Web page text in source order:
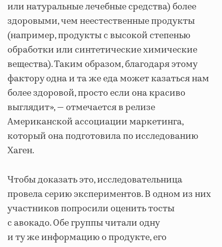
или натуральные лечебные средства) более
здоровыми, чем неестественные продукты
(например, продукты с высокой степенью
обработки или синтетические химические
вещества). Таким образом, благодаря этому
фактору одна и та же еда может казаться нам
более здоровой, просто если она красиво
выглядит», ― отмечается в релизе
Американской ассоциации маркетинга,
который она подготовила по исследованию
Хаген.
Чтобы доказать это, исследовательница
провела серию экспериментов. В одном из них
участников попросили оценить тосты
с авокадо. Обе группы читали одну
и ту же информацию о продукте, его